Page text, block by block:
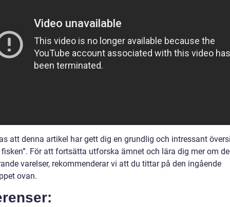
att denna artikel har gett dig en grundlig och intressant
För att fortsätta utforska ämnet och lära dig mer om
varelser, rekommenderar vi att du tittar på den ingående
ovan.